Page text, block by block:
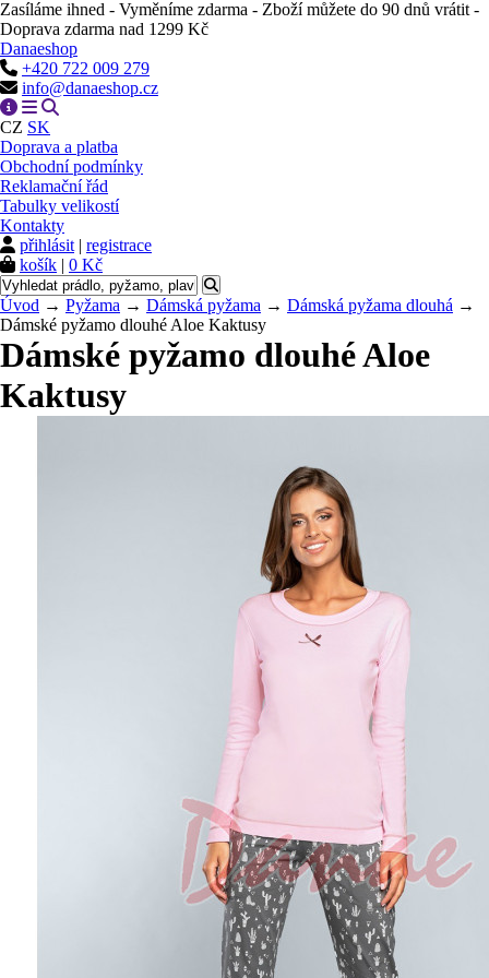
Zasíláme ihned - Vyměníme zdarma - Zboží můžete do 90 dnů vrátit -
Doprava zdarma nad 1299 Kč
Danaeshop
+420 722 009 279
info@danaeshop.cz
CZ SK
Doprava a platba
Obchodní podmínky
Reklamační řád
Tabulky velikostí
Kontakty
přihlásit | registrace
košík | 0 Kč
Úvod → Pyžama → Dámská pyžama → Dámská pyžama dlouhá →
Dámské pyžamo dlouhé Aloe Kaktusy
Dámské pyžamo dlouhé Aloe
Kaktusy